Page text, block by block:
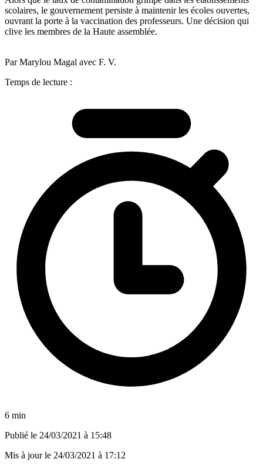
scolaires, le gouvernement persiste à maintenir les écoles ouvertes,
ouvrant la porte à la vaccination des professeurs. Une décision qui
clive les membres de la Haute assemblée.
Par Marylou Magal avec F. V.
Temps de lecture :
6 min
Publié le 24/03/2021 à 15:48
Mis à jour le 24/03/2021 à 17:12